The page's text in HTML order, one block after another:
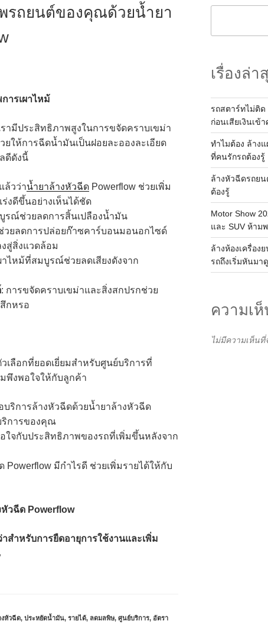
รถยนต์ของคุณด้วยน้ำยา
ารเผาไหม้
ามีประสิทธิภาพสูงในการขจัดคราบเขม่า
ให้การฉีดน้ำมันเป็นฝอยละอองละเอียด
ดีดังนี้
ล้วว่าน้ำยาล้างหัวฉีด Powerflow ช่วยเพิ่ม
ร่งดีขึ้นอย่างเห็นได้ชัด
รณ์ช่วยลดการสิ้นเปลืองน้ำมัน
วยลดการปล่อยก๊าซคาร์บอนมอนอกไซด์
สู่สิ่งแวดล้อม
าไหม้ที่สมบูรณ์ช่วยลดเสียงดังจาก
: การขจัดคราบเขม่าและสิ่งสกปรกช่วย
กหรอ
เลือกที่ยอดเยี่ยมสำหรับศูนย์บริการที่
พึงพอใจให้กับลูกค้า
บริการล้างหัวฉีดด้วยน้ำยาล้างหัวฉีด
ริการของคุณ
ใจกับประสิทธิภาพของรถที่เพิ่มขึ้นหลังจาก
Powerflow มีกำไรดี ช่วยเพิ่มรายได้ให้กับ
วฉีด Powerflow
สำหรับการยืดอายุการใช้งานและเพิ่ม
หัวฉีด, ประหยัดน้ำมัน, รายได้, ลดมลพิษ, ศูนย์บริการ, อัตรา
เรื่องล่า
รถสตาร์ทไม่ติด
ก่อนเสียเงินเข้
ทำไมต้อง ล้าง
ที่คนรักรถต้องรู้
ล้างหัวฉีดรถยน
ต้องรู้
Motor Show
และ SUV ห้าม
ล้างห้องเครื่อง
รถถึงเริ่มหันม
ความเ
ไม่มีความเห็นที่